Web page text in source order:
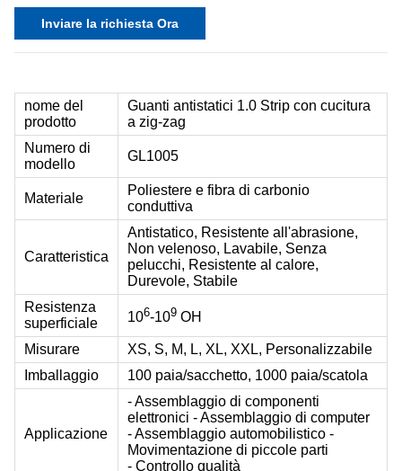
Inviare la richiesta Ora
nome del
prodotto
Guanti antistatici 1.0 Strip con cucitura
a zig-zag
Numero di
modello
GL1005
Materiale
Poliestere e fibra di carbonio
conduttiva
Caratteristica
Antistatico, Resistente all'abrasione,
Non velenoso, Lavabile, Senza
pelucchi, Resistente al calore,
Durevole, Stabile
Resistenza
superficiale
106-109 OH
Misurare
XS, S, M, L, XL, XXL, Personalizzabile
Imballaggio
100 paia/sacchetto, 1000 paia/scatola
Applicazione
- Assemblaggio di componenti
elettronici - Assemblaggio di computer
- Assemblaggio automobilistico -
Movimentazione di piccole parti
- Controllo qualità